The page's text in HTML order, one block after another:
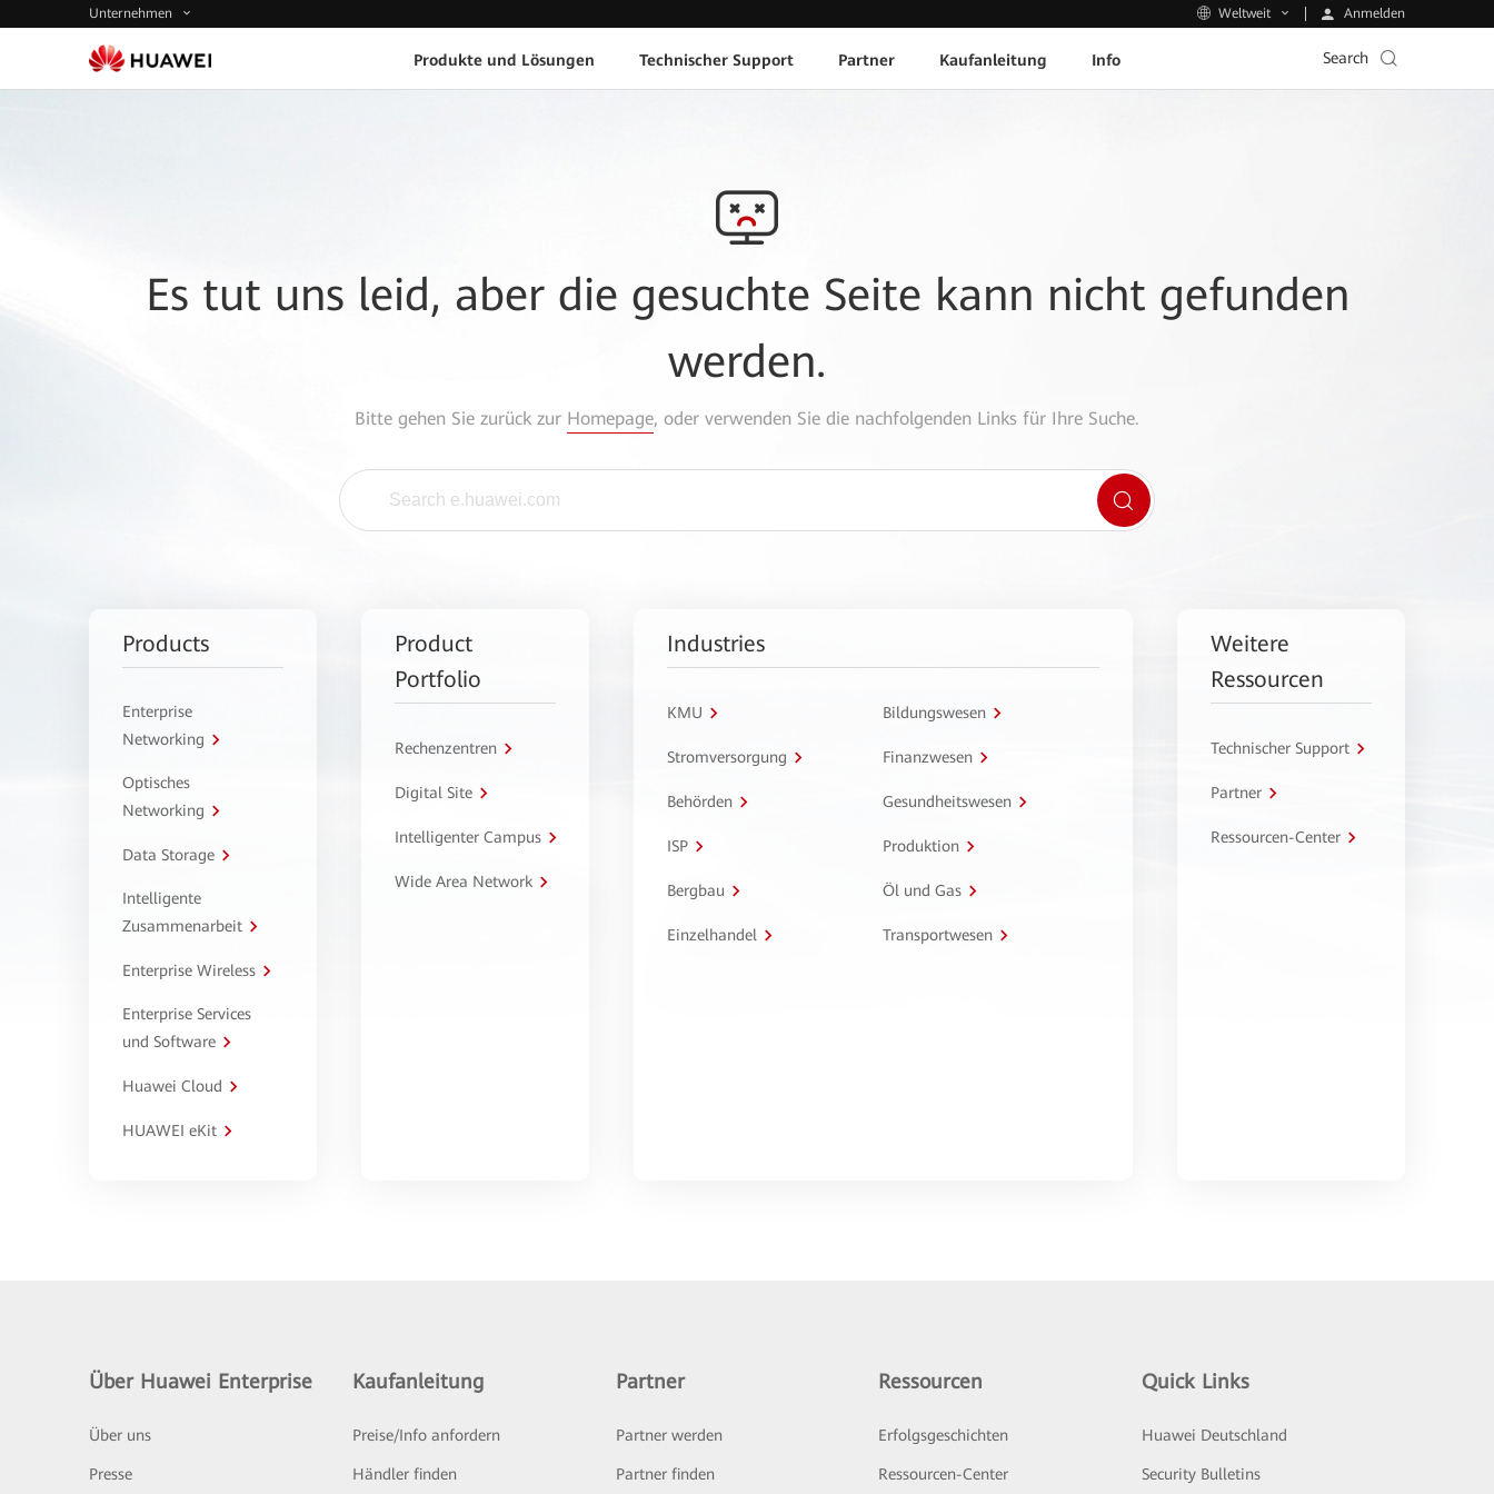
Unternehmen Weltweit Anmelden
Produkte und Lösungen Technischer Support Partner Kaufanleitung Info Search
Es tut uns leid, aber die gesuchte Seite kann nicht gefunden
werden.
Bitte gehen Sie zurück zur Homepage, oder verwenden Sie die nachfolgenden Links für Ihre Suche.
Products
Enterprise
Networking
Optisches
Networking
Data Storage
Intelligente
Zusammenarbeit
Enterprise Wireless
Enterprise Services
und Software
Huawei Cloud
HUAWEI eKit
Product
Portfolio
Rechenzentren
Digital Site
Intelligenter Campus
Wide Area Network
Industries
KMU Bildungswesen
Stromversorgung Finanzwesen
Behörden Gesundheitswesen
ISP Produktion
Bergbau Öl und Gas
Einzelhandel Transportwesen
Weitere
Ressourcen
Technischer Support
Partner
Ressourcen-Center
Über Huawei Enterprise
Über uns
Presse
Kaufanleitung
Preise/Info anfordern
Händler finden
Partner
Partner werden
Partner finden
Ressourcen
Erfolgsgeschichten
Ressourcen-Center
Quick Links
Huawei Deutschland
Security Bulletins